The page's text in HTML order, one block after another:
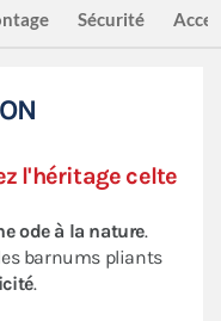
Sécurité
l'héritage celte
ode à la nature.
barnums pliants
.